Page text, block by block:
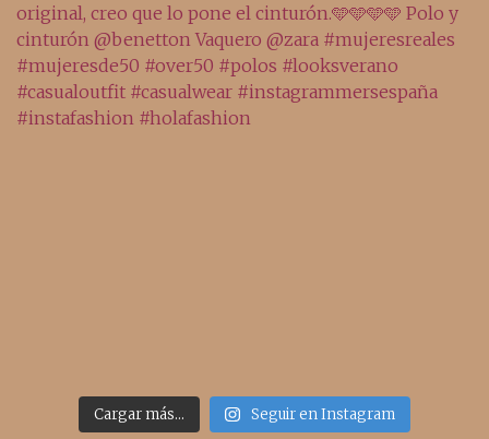
Cargar más... Seguir en Instagram